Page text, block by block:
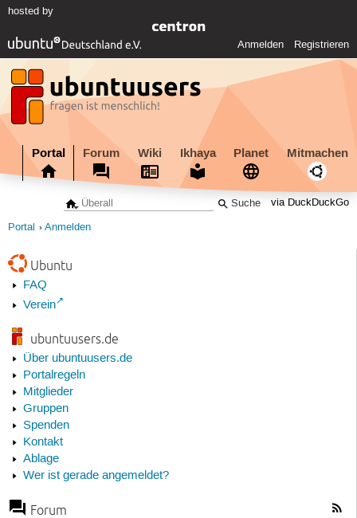
hosted by
Anmelden Registrieren
Portal Forum Wiki Ikhaya Planet Mitmachen
via DuckDuckGo
Portal Anmelden
Ubuntu
FAQ
Verein
ubuntuusers.de
Über ubuntuusers.de
Portalregeln
Mitglieder
Gruppen
Spenden
Kontakt
Ablage
Wer ist gerade angemeldet?
Forum